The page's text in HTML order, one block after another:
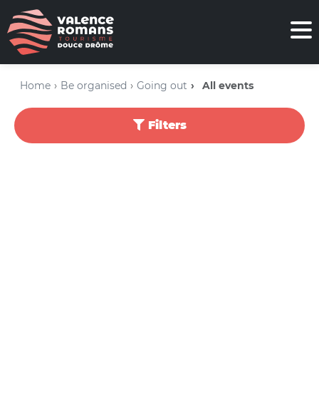
Home Be organised Going out All events
Filters